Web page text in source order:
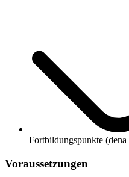
Fortbildungspunkte
Voraussetzungen